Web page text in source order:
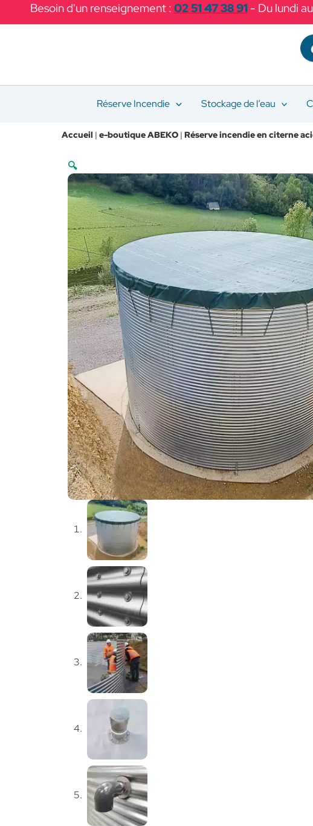
Besoin d'un renseignement : 02 51 47 38 91- Du lundi
Réserve Incendie Stockage de l’eau
Accueil | e-boutique ABEKO | Réserve incendie en citerne
🔍